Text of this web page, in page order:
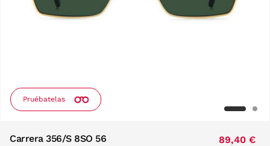
Pruébatelas
Carrera 356/S 8SO 56 89,40 €